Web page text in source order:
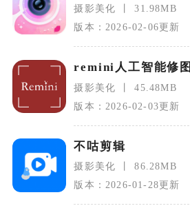
摄影美化
31.98MB
版本：2026-02-06更新
remini人工智能修图
摄影美化
45.48MB
版本：2026-02-03更新
不咕剪辑
摄影美化
86.28MB
版本：2026-01-28更新